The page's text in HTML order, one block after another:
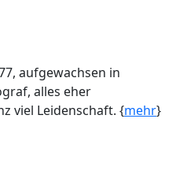
aufgewachsen in
alles eher
viel Leidenschaft. {mehr}